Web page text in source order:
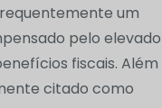
um
pelo elevado
fiscais. Além
citado como